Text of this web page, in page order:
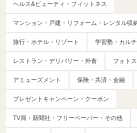
ヘルス&ビューティ・フィットネス
マンション・戸建・リフォーム・レンタル収
旅行・ホテル・リゾート 学習塾・カル
レストラン・デリバリー・外食 フォト
アミューズメント 保険・共済・金融
プレゼントキャンペーン・クーポン
TV局・新聞社・フリーペーパー・その他